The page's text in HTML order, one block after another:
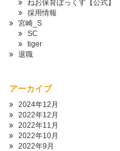
ねお保育ぼっくす【公式】
採用情報
宮崎_S
SC
tiger
退職
アーカイブ
2024年12月
2022年12月
2022年11月
2022年10月
2022年9月